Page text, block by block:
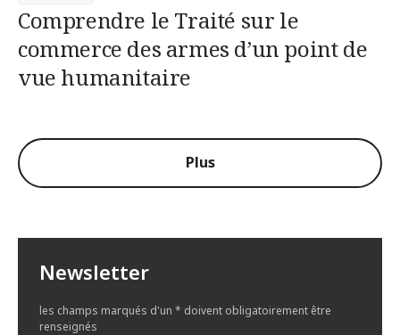
Comprendre le Traité sur le
commerce des armes d’un point de
vue humanitaire
Plus
Newsletter
les champs marqués d'un * doivent obligatoirement être
renseignés